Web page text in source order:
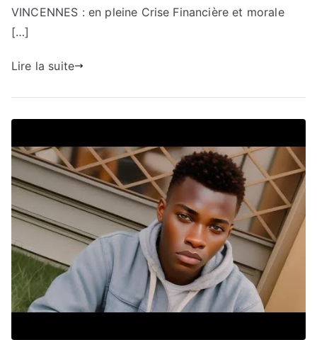
VINCENNES : en pleine Crise Financière et morale
[…]
Lire la suite